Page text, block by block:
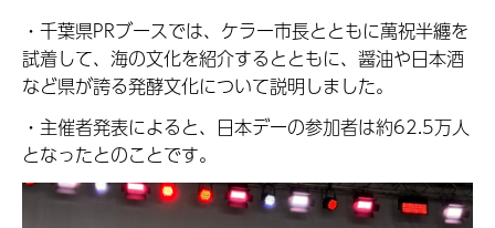
・千葉県PRブースでは、ケラー市長とともに萬祝半纏を
試着して、海の文化を紹介するとともに、醤油や日本酒
など県が誇る発酵文化について説明しました。
・主催者発表によると、日本デーの参加者は約62.5万人
となったとのことです。